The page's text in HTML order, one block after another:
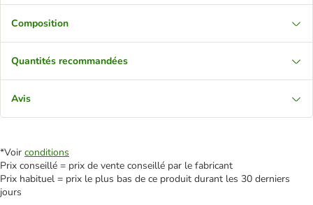
Composition
Quantités recommandées
Avis
*Voir conditions
Prix conseillé = prix de vente conseillé par le fabricant
Prix habituel = prix le plus bas de ce produit durant les 30 derniers
jours